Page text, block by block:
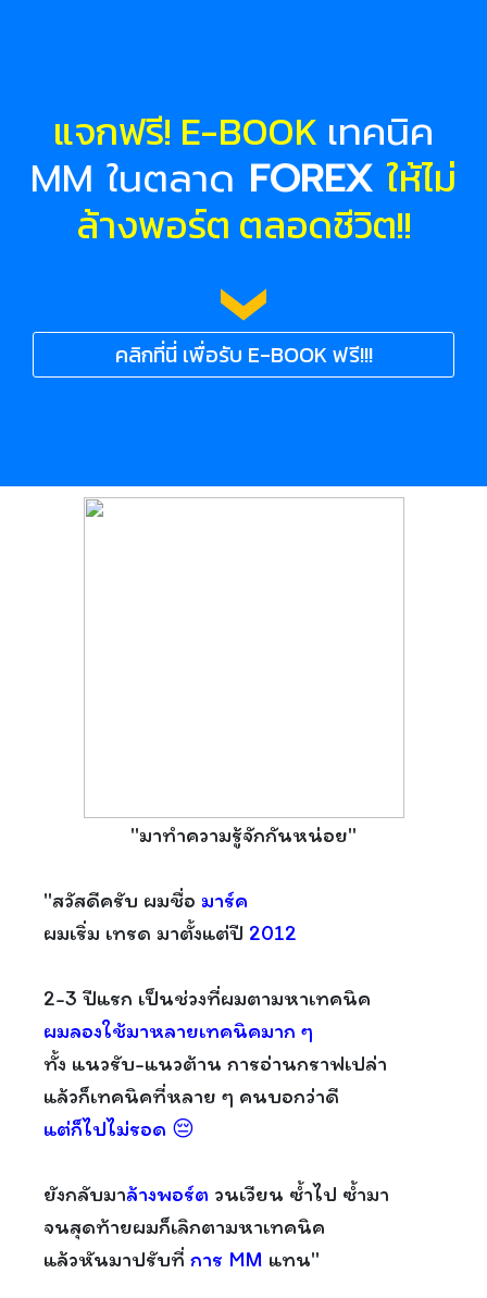
แจกฟรี! E-BOOK เทคนิค
MM ในตลาด FOREX ให้ไม่
ล้างพอร์ต ตลอดชีวิต!!
คลิกที่นี่ เพื่อรับ E-BOOK ฟรี!!!
"มาทำความรู้จักกันหน่อย"
"สวัสดีครับ ผมชื่อ มาร์ค
ผมเริ่ม เทรด มาตั้งแต่ปี 2012
2-3 ปีแรก เป็นช่วงที่ผมตามหาเทคนิค
ผมลองใช้มาหลายเทคนิคมาก ๆ
ทั้ง แนวรับ-แนวต้าน การอ่านกราฟเปล่า
แล้วก็เทคนิคที่หลาย ๆ คนบอกว่าดี
แต่ก็ไปไม่รอด 😔
ยังกลับมาล้างพอร์ต วนเวียน ซ้ำไป ซ้ำมา
จนสุดท้ายผมก็เลิกตามหาเทคนิค
แล้วหันมาปรับที่ การ MM แทน"